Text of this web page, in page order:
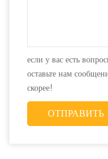
если у вас есть
оставьте нам
скорее!